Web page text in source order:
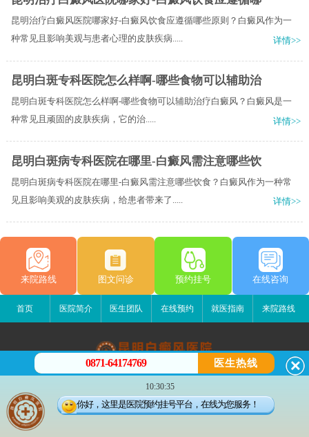
昆明治疗白癜风医院哪家好-白癜风饮食应遵循哪些原则？白癜风作为一
种常见且影响美观与患者心理的皮肤疾病.....
详情>>
昆明白斑专科医院怎么样啊-哪些食物可以辅助治
昆明白斑专科医院怎么样啊-哪些食物可以辅助治疗白癜风？​白癜风是一
种常见且顽固的皮肤疾病，它的治.....
详情>>
昆明白斑病专科医院在哪里-白癜风需注意哪些饮
昆明白斑病专科医院在哪里-白癜风需注意哪些饮食？白癜风作为一种常
见且影响美观的皮肤疾病，给患者带来了.....
详情>>
来院路线 图文问诊 预约挂号 在线咨询
首页 医院简介 医生团队 在线预约 就医指南 来院路线
昆明白癜风医院
昆明市五华区护国路2号
版权所有：昆明白癜风医院
0871-64174769 医生热线
10:30:35
你好，这里是医院预约挂号平台，在线为您服务！